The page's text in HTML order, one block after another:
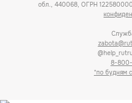
обл., 440068, ОГРН
8-800-
*по будням